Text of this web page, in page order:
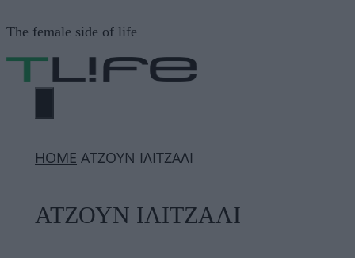
σε
περιεχόμενο
The female side of life
ΜΕΝΟΎ
ΗΟΜΕ ΑΤΖΟΥΝ ΙΛΙΤΖΑΛΙ
ΑΤΖΟΥΝ ΙΛΙΤΖΑΛΙ